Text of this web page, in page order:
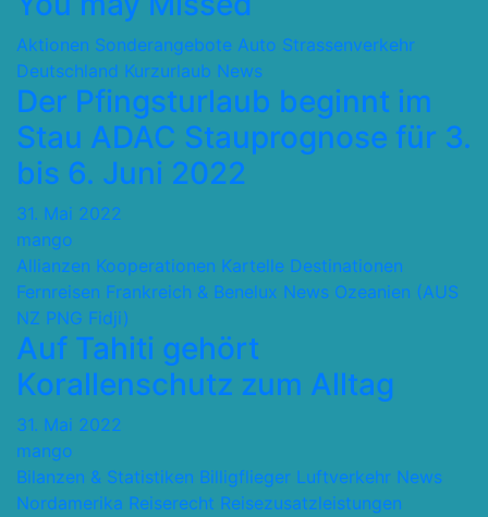
Aktionen Sonderangebote Auto Strassenverkehr
Deutschland Kurzurlaub News
Der Pfingsturlaub beginnt im
Stau ADAC Stauprognose für 3.
bis 6. Juni 2022
31. Mai 2022
mango
Allianzen Kooperationen Kartelle Destinationen
Fernreisen Frankreich & Benelux News Ozeanien (AUS
NZ PNG Fidji)
Auf Tahiti gehört
Korallenschutz zum Alltag
31. Mai 2022
mango
Bilanzen & Statistiken Billigflieger Luftverkehr News
Nordamerika Reiserecht Reisezusatzleistungen